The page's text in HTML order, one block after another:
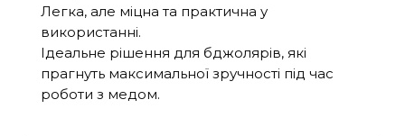
Легка, але міцна та практична у
використанні.
Ідеальне рішення для бджолярів, які
прагнуть максимальної зручності під час
роботи з медом.